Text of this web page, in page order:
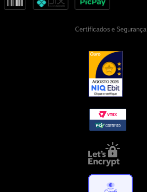
Certificados e Segurança